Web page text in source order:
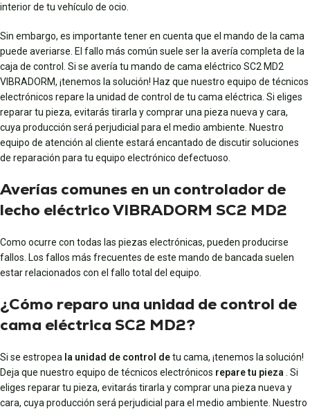
interior de tu vehículo de ocio.
Sin embargo, es importante tener en cuenta que el mando de la cama
puede averiarse. El fallo más común suele ser la avería completa de la
caja de control. Si se avería tu mando de cama eléctrico SC2 MD2
VIBRADORM, ¡tenemos la solución! Haz que nuestro equipo de técnicos
electrónicos repare la unidad de control de tu cama eléctrica . Si eliges
reparar tu pieza, evitarás tirarla y comprar una pieza nueva y cara,
cuya producción será perjudicial para el medio ambiente. Nuestro
equipo de atención al cliente estará encantado de discutir soluciones
de reparación para tu equipo electrónico defectuoso.
Averías comunes en un controlador de
lecho eléctrico VIBRADORM SC2 MD2
Como ocurre con todas las piezas electrónicas, pueden producirse
fallos. Los fallos más frecuentes de este mando de bancada suelen
estar relacionados con el fallo total del equipo.
¿Cómo reparo una unidad de control de
cama eléctrica SC2 MD2?
Si se estropea la unidad de control detu cama, ¡tenemos la solución!
Deja que nuestro equipo de técnicos electrónicos repare tu pieza
. Si
eliges reparar tu pieza, evitarás tirarla y comprar una pieza nueva y
cara, cuya producción será perjudicial para el medio ambiente. Nuestro